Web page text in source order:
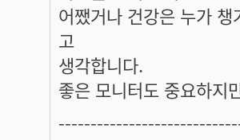
어쨌거나 건강은 누가
고
생각합니다.
좋은 모니터도 중요하지